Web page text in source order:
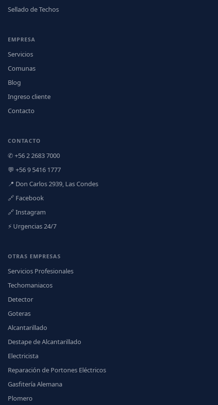
Sellado de Techos
EMPRESA
Servicios
Comunas
Blog
Ingreso cliente
Contacto
CONTACTO
✆ +56 2 2683 7000
💬 +56 9 5416 1777
📍 Don Carlos 2939, Las Condes
🔗 Facebook
🔗 Instagram
⚡ Urgencias 24/7
OTRAS EMPRESAS
Servicios Profesionales
Techomaniacos
Detector
Goteras
Alcantarillado
Destape de Alcantarillado
Electricista
Reparación de Portones Eléctricos
Gasfitería Alemana
Plomero